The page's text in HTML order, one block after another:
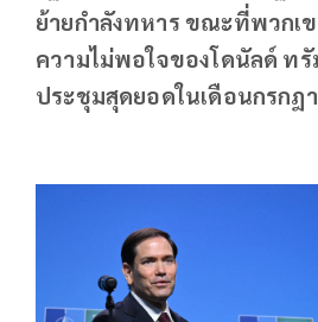
ย้ายกำลังทหาร ขณะที่พวกเ
ความไม่พอใจของโดนัลด์ ท
ประชุมสุดยอดในเดือนกรกฎ